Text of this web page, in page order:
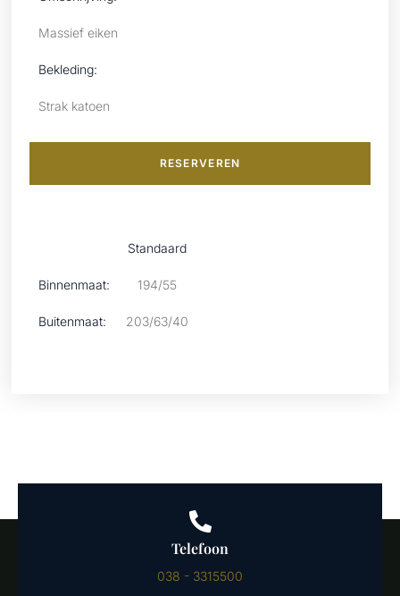
Massief eiken
Bekleding:
Strak katoen
RESERVEREN
Standaard
Binnenmaat: 194/55
Buitenmaat: 203/63/40
Telefoon
038 - 3315500